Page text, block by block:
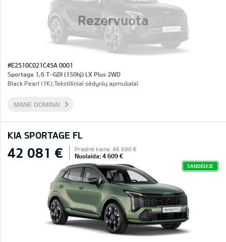
Rezervuota
#E2510C021C45A 0001
Sportage 1,6 T-GDI (150hj) LX Plus 2WD
Black Pearl (1K),Tekstiliniai sėdynių apmušalai
MANE DOMINA!
KIA SPORTAGE FL
42 081 € Pradinė kaina: 46 690 €
Nuolaida: 4 609 €
SANDĖLYJE